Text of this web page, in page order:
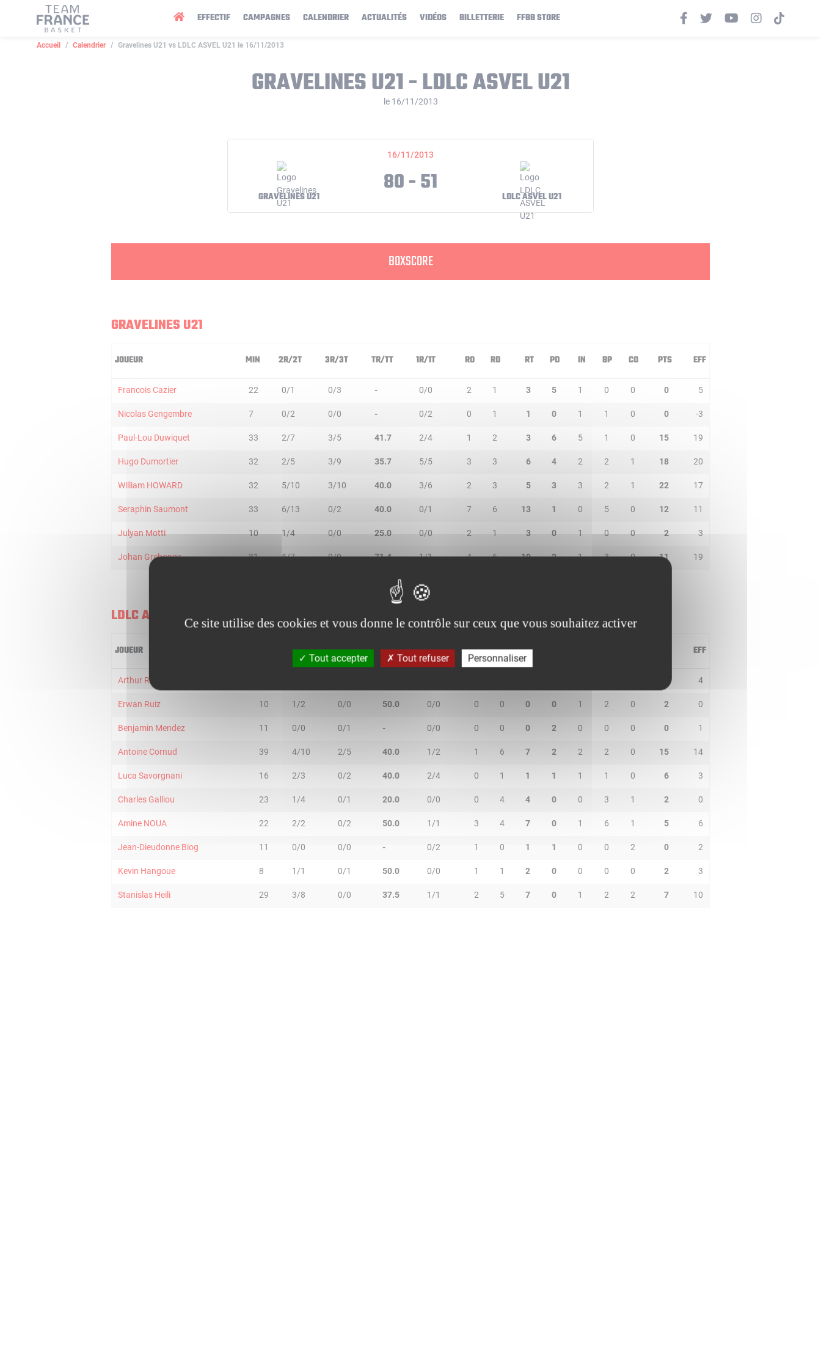
EFFECTIF CAMPAGNES CALENDRIER ACTUALITÉS VIDÉOS BILLETTERIE FFBB STORE
Accueil Calendrier Gravelines U21 vs LDLC ASVEL U21 le 16/11/2013
GRAVELINES U21 - LDLC ASVEL U21
le 16/11/2013
16/11/2013
GRAVELINES U21 80 - 51 LDLC ASVEL U21
BOXSCORE
GRAVELINES U21
JOUEUR MIN 2R/2T 3R/3T TR/TT 1R/1T RO RD RT PD IN BP CO PTS EFF
Francois Cazier 22 0/1 0/3 - 0/0 2 1 3 5 1 0 0 0 5
Nicolas Gengembre 7 0/2 0/0 - 0/2 0 1 1 0 1 1 0 0 -3
Paul-Lou Duwiquet 33 2/7 3/5 41.7 2/4 1 2 3 6 5 1 0 15 19
Hugo Dumortier 32 2/5 3/9 35.7 5/5 3 3 6 4 2 2 1 18 20
William HOWARD 32 5/10 3/10 40.0 3/6 2 3 5 3 3 2 1 22 17
Seraphin Saumont 33 6/13 0/2 40.0 0/1 7 6 13 1 0 5 0 12 11
Julyan Motti 10 1/4 0/0 25.0 0/0 2 1 3 0 1 0 0 2 3
Johan Grebongo 31 5/7 0/0 71.4 1/1 4 6 10 2 1 3 0 11 19
LDLC ASVEL U21
JOUEUR 2R/2T 3R/3T TR/TT 1R/1T RO RD RT EFF
Arthur Rozenfeld 4
Erwan Ruiz 10 1/2 0/0 50.0 0/0 0 0 0 0 1 2 0 2 0
Benjamin Mendez 11 0/0 0/1 - 0/0 0 0 0 2 0 0 0 0 1
Antoine Cornud 39 4/10 2/5 40.0 1/2 1 6 7 2 2 2 0 15 14
Luca Savorgnani 16 2/3 0/2 40.0 2/4 0 1 1 1 1 1 0 6 3
Charles Galliou 23 1/4 0/1 20.0 0/0 0 4 4 0 0 3 1 2 0
Amine NOUA 22 2/2 0/2 50.0 1/1 3 4 7 0 1 6 1 5 6
Jean-Dieudonne Biog 11 0/0 0/0 - 0/2 1 0 1 1 0 0 2 0 2
Kevin Hangoue 8 1/1 0/1 50.0 0/0 1 1 2 0 0 0 0 2 3
Stanislas Heili 29 3/8 0/0 37.5 1/1 2 5 7 0 1 2 2 7 10
Panneau de gestion des cookies
Ce site utilise des cookies et vous donne le contrôle sur ceux que vous souhaitez activer
Tout accepter Tout refuser Personnaliser